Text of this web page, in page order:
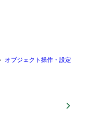
オブジェクト操作・設定